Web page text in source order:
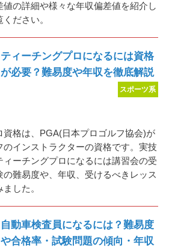
の詳細や様々な年収偏差値を紹介し
ださい。
ティーチングプロになるには資格
が必要？難易度や年収を徹底解説
スポーツ系
資格は、PGA(日本プロゴルフ協会)が
インストラクターの資格です。実技
ーチングプロになるには講習会の受
難易度や、年収、受けるべきレッス
した。
自動車検査員になるには？難易度
や合格率・試験問題の傾向・年収